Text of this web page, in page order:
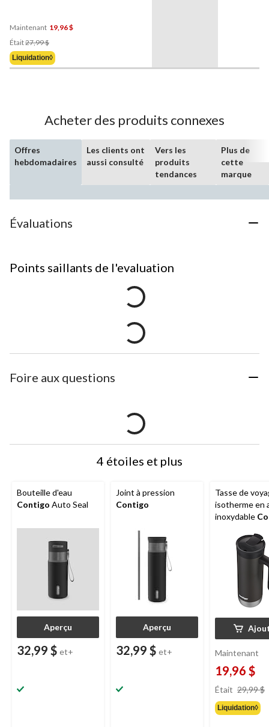
ContigoHuron Couture,
marbre blanc, 20 oz
Maintenant 19,96 $
Était27,99 $
Était
27,99 $
Liquidation◊
Acheter des produits connexes
Offres
hebdomadaires
Les clients ont
aussi consulté
Vers les
produits
tendances
Plus de
cette
marque
Évaluations
Points saillants de l'evaluation
Foire aux questions
4 étoiles et plus
Bouteille d'eau
Contigo Auto Seal
Aperçu
32,99 $ et+
Joint à pression
Contigo
Aperçu
32,99 $ et+
Tasse de
isotherme en
inoxydable
couvercle,
Maintenant
19,96 $
Était 29,99 $
Liquidation◊